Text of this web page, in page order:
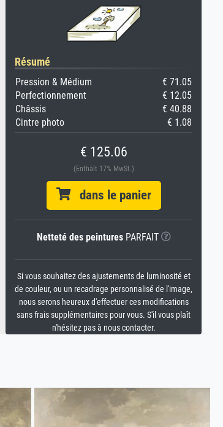
Résumé
Pression & Médium
€ 71.05
Perfectionnement
€ 12.05
Châssis
€ 40.88
Cintre photo
€ 1.08
€ 125.06
(Enthält 17% MwSt.)
dans le panier
Netteté des peinturesPARFAIT
Si vous souhaitez des ajustements de luminosité et
de couleur, ou un recadrage personnalisé de l'image,
nous serons heureux d'effectuer ces modifications
sans frais supplémentaires pour vous. S'il vous plaît
n'hésitez pas à nous contacter.